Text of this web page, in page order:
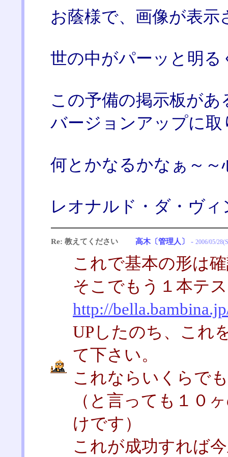
お蔭様で、画像が表
世の中がパーッと明
この予備の掲示板が
バージョンアップに
何とかなるかなぁ～～
レオナルド・ダ・ヴ
Re: 教えてください 高木〔管理人〕 - 2006/05/
これで基本の形は
そこでもう１本テ
http://
UPしたのち、これ
て下さい。
これならいくらで
（と言っても１０
けです）
これが成功すれば